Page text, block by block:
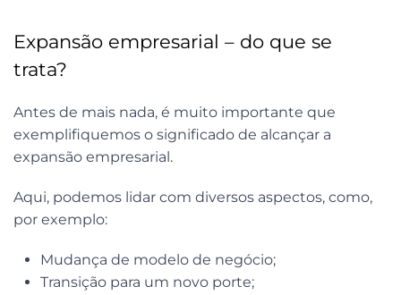
Expansão empresarial – do que se
trata?
Antes de mais nada, é muito importante que
exemplifiquemos o significado de alcançar a
expansão empresarial.
Aqui, podemos lidar com diversos aspectos, como,
por exemplo:
Mudança de modelo de negócio;
Transição para um novo porte;